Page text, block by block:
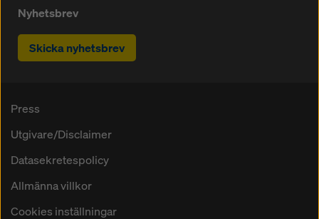
Nyhetsbrev
Skicka nyhetsbrev
Press
Utgivare/Disclaimer
Datasekretespolicy
Allmänna villkor
Cookies inställningar